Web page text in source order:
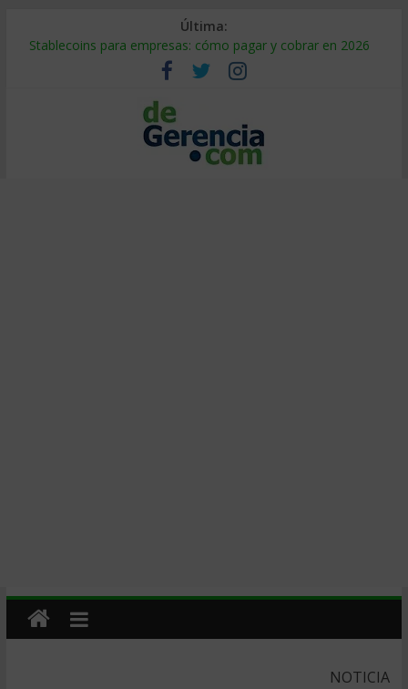
Última:
Stablecoins para empresas: cómo pagar y cobrar en 2026
Despido silencioso: qué es y por qué sale tan caro
IA en selección de personal: cómo auditarla a tiempo
Trabajo forzoso en la cadena de suministro: qué hacer
Mercado hispano de EE. UU.: cómo segmentarlo y venderle
NOTICIA